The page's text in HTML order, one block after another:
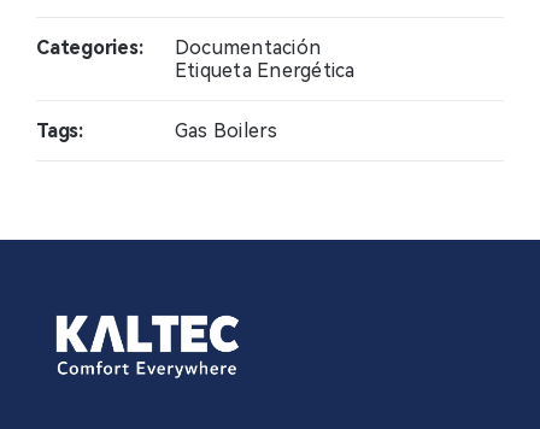
Noticias
Profesional
Categories:
Documentación
Etiqueta Energética
Tags: Gas Boilers